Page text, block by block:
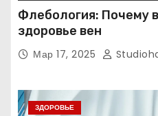
Флебология: Почему
здоровье вен
Мар 17, 2025
ЗДОРОВЬЕ